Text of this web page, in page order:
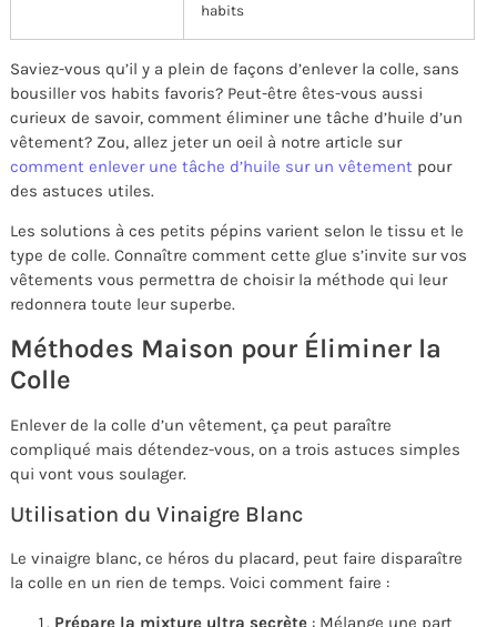
habits
Saviez-vous qu’il y a plein de façons d’enlever la colle, sans
bousiller vos habits favoris? Peut-être êtes-vous aussi
curieux de savoir, comment éliminer une tâche d’huile d’un
vêtement? Zou, allez jeter un oeil à notre article sur
comment enlever une tâche d’huile sur un vêtement pour
des astuces utiles.
Les solutions à ces petits pépins varient selon le tissu et le
type de colle. Connaître comment cette glue s’invite sur vos
vêtements vous permettra de choisir la méthode qui leur
redonnera toute leur superbe.
Méthodes Maison pour Éliminer la
Colle
Enlever de la colle d’un vêtement, ça peut paraître
compliqué mais détendez-vous, on a trois astuces simples
qui vont vous soulager.
Utilisation du Vinaigre Blanc
Le vinaigre blanc, ce héros du placard, peut faire disparaître
la colle en un rien de temps. Voici comment faire :